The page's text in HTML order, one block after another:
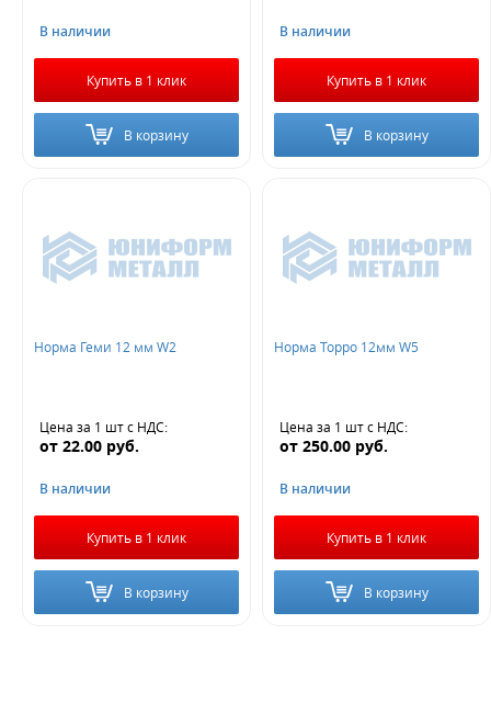
В наличии
Купить в 1 клик
В корзину
В наличии
Купить в 1 клик
В корзину
Норма Геми 12 мм W2
Цена за 1 штс НДС:
от 22.00 руб.
В наличии
Купить в 1 клик
В корзину
Норма Торро 12мм W5
Цена за 1 штс НДС:
от 250.00 руб.
В наличии
Купить в 1 клик
В корзину